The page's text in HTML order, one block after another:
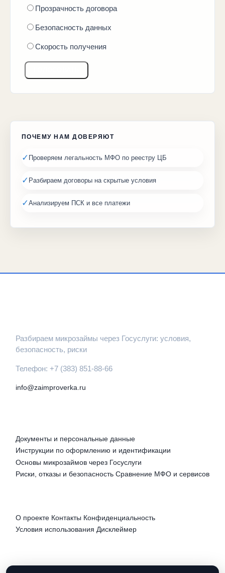
Прозрачность договора
Безопасность данных
Скорость получения
ПОЧЕМУ НАМ ДОВЕРЯЮТ
✓ Проверяем легальность МФО по реестру ЦБ
✓ Разбираем договоры на скрытые условия
✓Анализируем ПСК и все платежи
Разбираем микрозаймы через Госуслуги: условия,
безопасность, риски
Телефон: +7 (383) 851-88-66
info@zaimproverka.ru
Документы и персональные данные
Инструкции по оформлению и идентификации
Основы микрозаймов через Госуслуги
Риски, отказы и безопасность Сравнение МФО и сервисов
О проекте Контакты Конфиденциальность
Условия использования Дисклеймер